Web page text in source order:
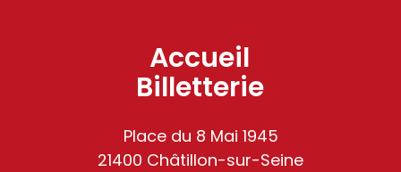
Accueil
Billetterie
Place du 8 Mai 1945
21400 Châtillon-sur-Seine